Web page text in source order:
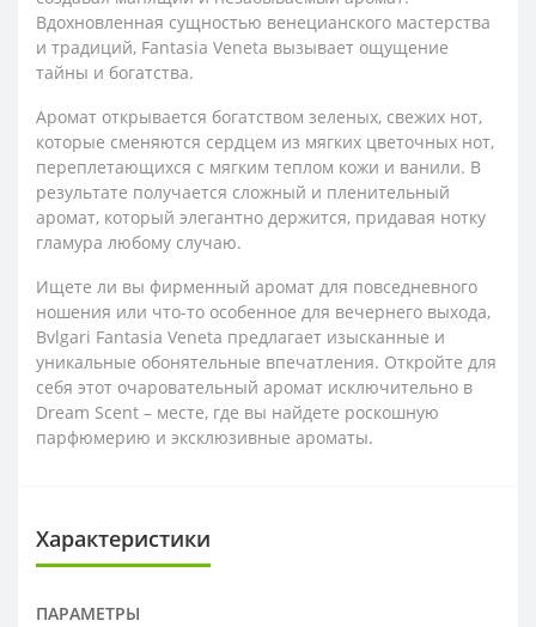
Вдохновленная сущностью венецианского мастерства
и традиций, Fantasia Veneta вызывает ощущение
тайны и богатства.
Аромат открывается богатством зеленых, свежих нот,
которые сменяются сердцем из мягких цветочных нот,
переплетающихся с мягким теплом кожи и ванили. В
результате получается сложный и пленительный
аромат, который элегантно держится, придавая нотку
гламура любому случаю.
Ищете ли вы фирменный аромат для повседневного
ношения или что-то особенное для вечернего выхода,
Bvlgari Fantasia Veneta предлагает изысканные и
уникальные обонятельные впечатления. Откройте для
себя этот очаровательный аромат исключительно в
Dream Scent – ​​месте, где вы найдете роскошную
парфюмерию и эксклюзивные ароматы.
Характеристики
ПАРАМЕТРЫ